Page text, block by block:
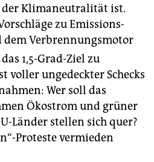
der Klimaneutralität ist.
zu Emissions­
dem Verbrennungsmotor
1,5-Grad-Ziel zu
voller ungedeckter Schecks
Wer soll das
Ökostrom und grüner
Länder stellen sich quer?
Proteste vermieden